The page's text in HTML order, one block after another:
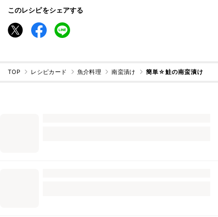
このレシピをシェアする
TOP レシピカード 魚介料理 南蛮漬け 簡単☆鮭の南蛮漬け